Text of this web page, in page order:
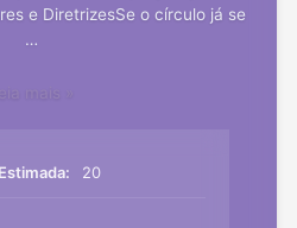
e DiretrizesSe o círculo já se
…
20